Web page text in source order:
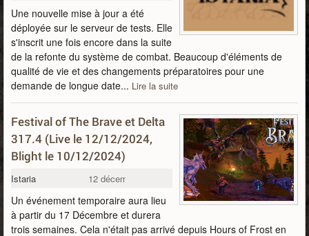
Une nouvelle mise à jour a été
déployée sur le serveur de tests. Elle
s'inscrit une fois encore dans la suite
de la refonte du système de combat. Beaucoup d'éléments de
qualité de vie et des changements préparatoires pour une
demande de longue date... Lire la suite
Festival of The Brave et Delta
317.4 (Live le 12/12/2024,
Blight le 10/12/2024)
Istaria 12 décembre 2024
Un événement temporaire aura lieu
à partir du 17 Décembre et durera
trois semaines. Cela n'était pas arrivé depuis Hours of Frost en